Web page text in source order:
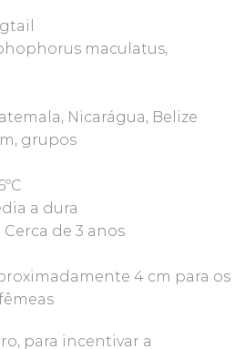
maculatus,
Nicarágua, Belize
grupos
a dura
de 3 anos
4 cm para os
para incentivar a